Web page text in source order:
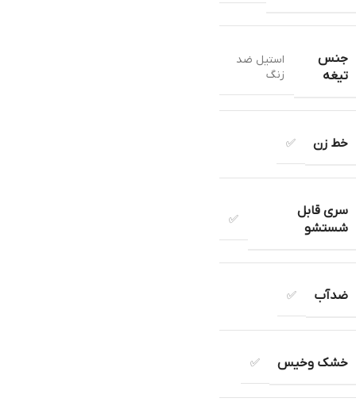
جنس
تیغه
استيل ضد
زنگ
خط زن ✅
سری قابل
شستشو
✅
ضدآب ✅
خشک وخیس ✅